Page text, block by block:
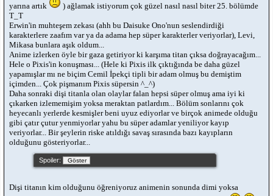
yarına artık
) ağlamak istiyorum çok güzel nasıl nasıl biter 25. bölümde
T_T
Erwin'in muhteşem zekası (ahh bu Daisuke Ono'nun seslendirdiği
karakterlere zaafım var ya da adama hep süper karakterler veriyorlar), Levi,
Mikasa bunlara aşık oldum...
Anime izlerken öyle bir gaza getiriyor ki karşıma titan çıksa doğrayacağım...
Hele o Pixis'in konuşması... (Hele ki Pixis ilk çıktığında be daha güzel
yapamışlar mı ne biçim Cemil İpekçi tipli bir adam olmuş bu demiştim
içimden... Çok pişmanım Pixis süpersin ^_^)
Daha sonraki dişi titanla olan olaylar falan hepsi süper olmuş ama iyi ki
çıkarken izlememişim yoksa meraktan patlardım... Bölüm sonlarını çok
heyecanlı yerlerde kesmişler beni uyuz ediyorlar ve birçok animede olduğu
gibi çatır çutur yenmiyorlar yahu bu süper adamlar yeniliyor kayıp
veriyorlar... Bir şeylerin riske atıldığı savaş sırasında bazı kayıpların
olduğunu gösteriyorlar...
Spoiler:
Dişi titanın kim olduğunu öğreniyoruz animenin sonunda dimi yoksa